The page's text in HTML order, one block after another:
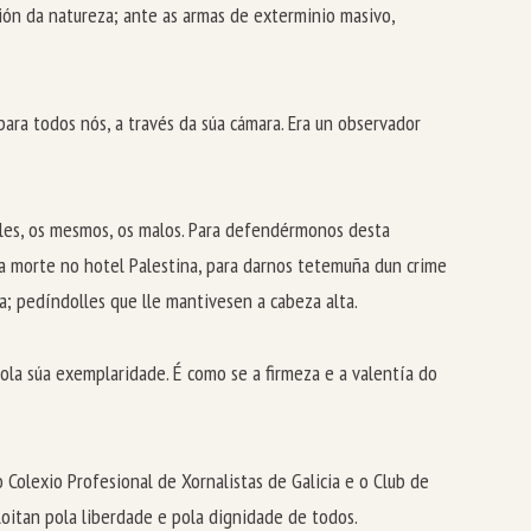
da natureza; ante as armas de exterminio masivo,
todos nós, a través da súa cámara. Era un observador
os mesmos, os malos. Para defendérmonos desta
morte no hotel Palestina, para darnos tetemuña dun crime
pedíndolles que lle mantivesen a cabeza alta.
súa exemplaridade. É como se a firmeza e a valentía do
Colexio Profesional de Xornalistas de Galicia e o Club de
pola liberdade e pola dignidade de todos.